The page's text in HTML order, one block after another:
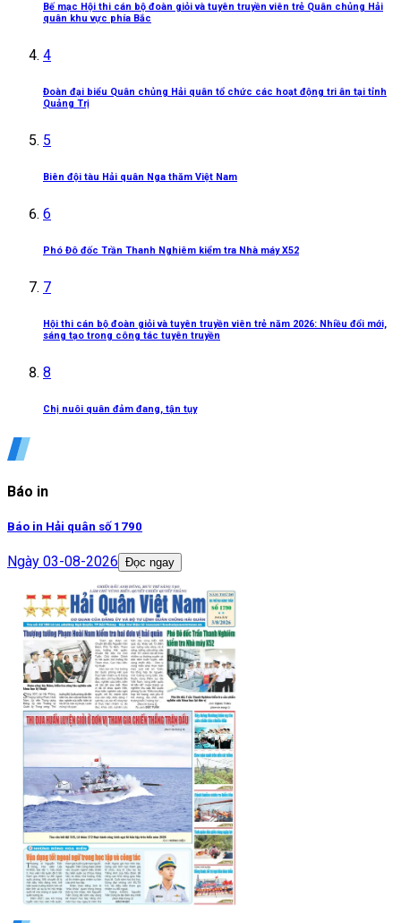
Bế mạc Hội thi cán bộ đoàn giỏi và tuyên truyền viên trẻ Quân chủng Hải
quân khu vực phía Bắc
4
Đoàn đại biểu Quân chủng Hải quân tổ chức các hoạt động tri ân tại tỉnh
Quảng Trị
5
Biên đội tàu Hải quân Nga thăm Việt Nam
6
Phó Đô đốc Trần Thanh Nghiêm kiểm tra Nhà máy X52
7
Hội thi cán bộ đoàn giỏi và tuyên truyền viên trẻ năm 2026: Nhiều đổi mới,
sáng tạo trong công tác tuyên truyền
8
Chị nuôi quân đảm đang, tận tụy
Báo in
Báo in Hải quân số 1790
Ngày 03-08-2026 Đọc ngay